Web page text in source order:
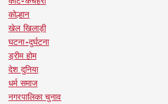
कोल्हान
खेल खिलाड़ी
घटना-दुर्घटना
ड्रीम होम
देश दुनिया
धर्म समाज
नगरपालिका चुनाव